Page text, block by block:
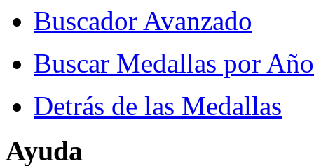
Buscador Avanzado
Buscar Medallas por Año
Detrás de las Medallas
Ayuda